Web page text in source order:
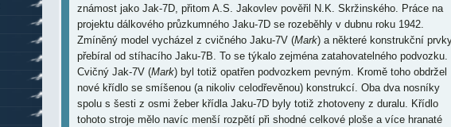
známost jako Jak-7D, přitom A.S. Jakovlev pověřil N.K. Skržinského. Práce na
projektu dálkového průzkumného Jaku-7D se rozeběhly v dubnu roku 1942.
Zmíněný model vycházel z cvičného Jaku-7V (Mark) a některé konstrukční
přebíral od stíhacího Jaku-7B. To se týkalo zejména zatahovatelného podvozku.
Cvičný Jak-7V (Mark) byl totiž opatřen podvozkem pevným. Kromě toho obdržel
nové křídlo se smíšenou (a nikoliv celodřevěnou) konstrukcí. Oba dva nosníky
spolu s šesti z osmi žeber křídla Jaku-7D byly totiž zhotoveny z duralu. Křídlo
tohoto stroje mělo navíc menší rozpětí při shodné celkové ploše a více hranaté